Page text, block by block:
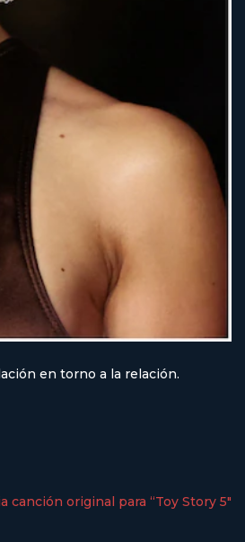
en torno a la relación.
canción original para “Toy Story 5″